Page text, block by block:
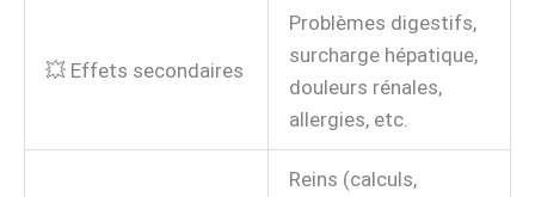
💥 Effets secondaires
Problèmes digestifs,
surcharge hépatique,
douleurs rénales,
allergies, etc.
Reins (calculs,